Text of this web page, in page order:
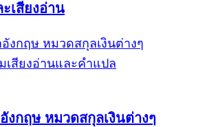
เสียงอ่าน
งกฤษ หมวดสกุลเงินต่างๆ